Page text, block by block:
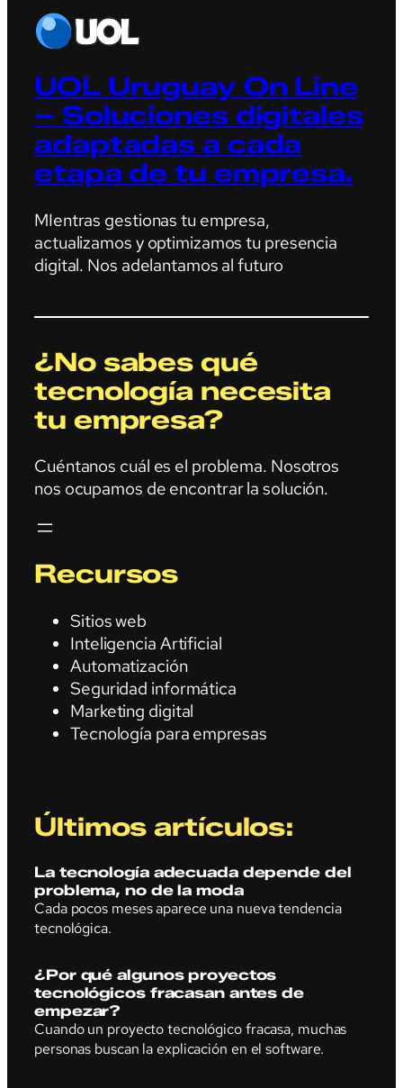
UOL Uruguay On Line
– Soluciones digitales
adaptadas a cada
etapa de tu empresa.
MIentras gestionas tu empresa,
actualizamos y optimizamos tu presencia
digital. Nos adelantamos al futuro
¿No sabes qué
tecnología necesita
tu empresa?
Cuéntanos cuál es el problema. Nosotros
nos ocupamos de encontrar la solución.
Recursos
Sitios web
Inteligencia Artificial
Automatización
Seguridad informática
Marketing digital
Tecnología para empresas
Últimos artículos:
La tecnología adecuada depende del
problema, no de la moda
Cada pocos meses aparece una nueva tendencia
tecnológica.
¿Por qué algunos proyectos
tecnológicos fracasan antes de
empezar?
Cuando un proyecto tecnológico fracasa, muchas
personas buscan la explicación en el software.